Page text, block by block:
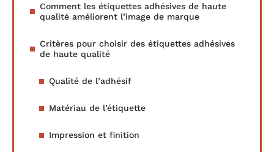
Comment les étiquettes adhésives de haute
qualité améliorent l’image de marque
Critères pour choisir des étiquettes adhésives
de haute qualité
Qualité de l’adhésif
Matériau de l’étiquette
Impression et finition